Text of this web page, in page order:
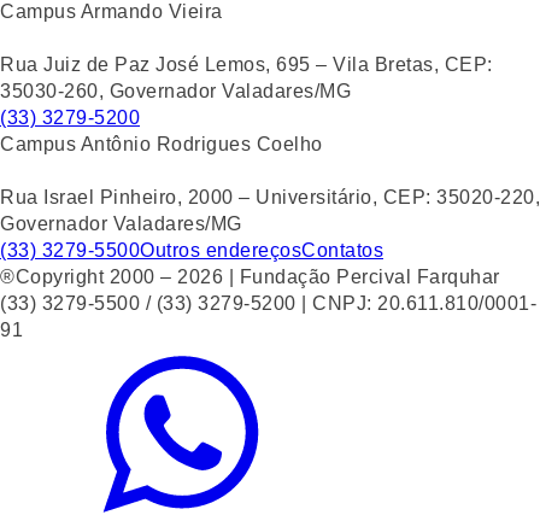
Campus Armando Vieira
Rua Juiz de Paz José Lemos, 695 – Vila Bretas, CEP:
35030-260, Governador Valadares/MG
(33) 3279-5200
Campus Antônio Rodrigues Coelho
Rua Israel Pinheiro, 2000 – Universitário, CEP: 35020-220,
Governador Valadares/MG
(33) 3279-5500Outros endereçosContatos
®Copyright 2000 – 2026 | Fundação Percival Farquhar
(33) 3279-5500 / (33) 3279-5200 | CNPJ: 20.611.810/0001-
91